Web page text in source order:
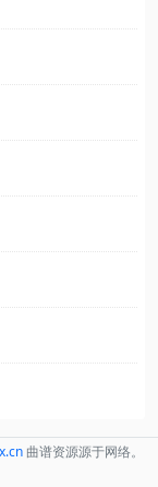
曲谱资源源于网络。